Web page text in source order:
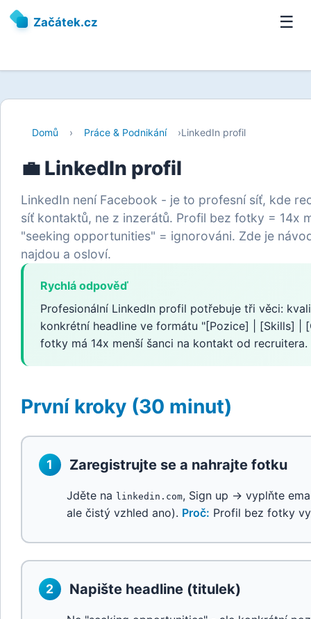
Začátek.cz ☰
Domů › Práce & Podnikání ›LinkedIn profil
💼 LinkedIn profil
LinkedIn není Facebook - je to profesní síť, kde
síť kontaktů, ne z inzerátů. Profil bez fotky = 14x
"seeking opportunities" = ignorováni. Zde je
najdou a osloví.
Rychlá odpověď
Profesionální LinkedIn profil potřebuje tři věci:
konkrétní headline ve formátu "[Pozice] | [Skills] |
fotky má 14x menší šanci na kontakt od recruitera.
První kroky (30 minut)
1 Zaregistrujte se a nahrajte fotku
Jděte na linkedin.com, Sign up → vyplňte
ale čistý vzhled ano). Proč: Profil bez fotky
2 Napište headline (titulek)